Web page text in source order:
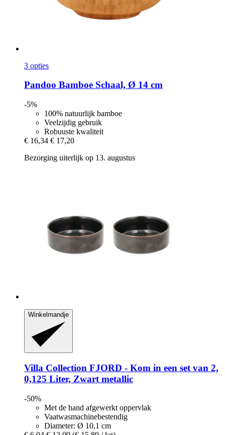
3 opties
Pandoo Bamboe Schaal, Ø 14 cm
-5%
100% natuurlijk bamboe
Veelzijdig gebruik
Robuuste kwaliteit
€ 16,34 € 17,20
Bezorging uiterlijk op 13. augustus
Winkelmandje
Villa Collection FJORD -​ Kom in een set van 2,
0,125 Liter, Zwart metallic
-50%
Met de hand afgewerkt oppervlak
Vaatwasmachinebestendig
Diameter: Ø 10,1 cm